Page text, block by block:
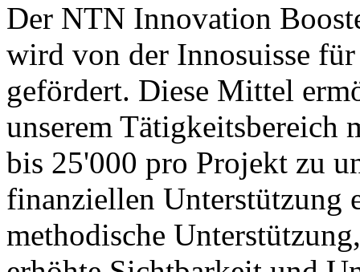
Der NTN Innovation
wird von der Innosuisse
gefördert. Diese Mittel
unserem Tätigkeitsbereich
bis 25'000 pro Projekt zu
finanziellen Unterstützung
methodische